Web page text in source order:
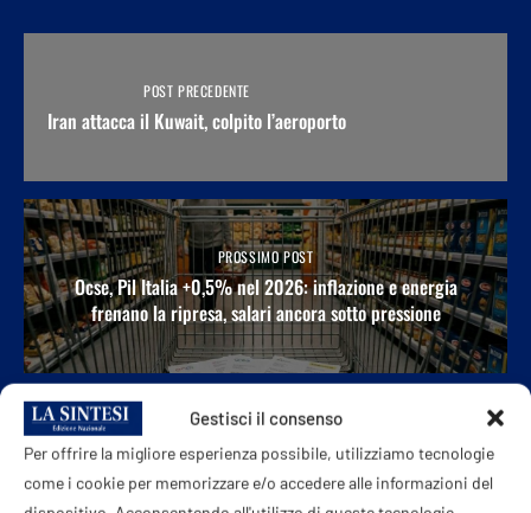
Gestisci il consenso
Per offrire la migliore esperienza possibile, utilizziamo tecnologie
come i cookie per memorizzare e/o accedere alle informazioni del
POST PRECEDENTE
Iran attacca il Kuwait, colpito l’aeroporto
PROSSIMO POST
Ocse, Pil Italia +0,5% nel 2026: inflazione e energia
frenano la ripresa, salari ancora sotto pressione
POTREBBE ANCHE PIACERTI